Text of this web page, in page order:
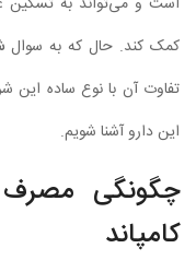
کمک کند. حال که به سوال
تفاوت آن با نوع ساده این
این دارو آشنا شویم.
چگونگی
کامپاند